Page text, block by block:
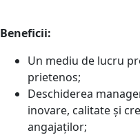
Beneficii:
Un mediu de lucru
prietenos;
Deschiderea
inovare, calitate și
angajaților;